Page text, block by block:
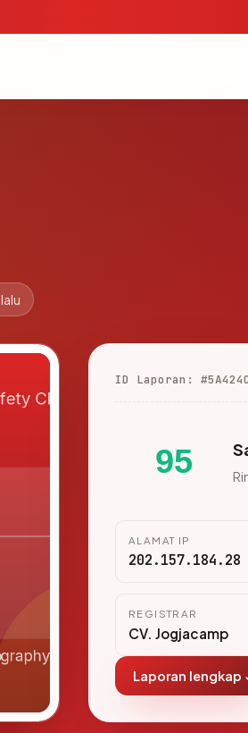
ID Laporan:
95
ALAMAT IP
202.157.184.28
REGISTRAR
CV. Jogjacamp
Laporan lengkap